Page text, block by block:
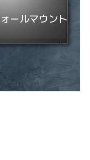
ールマウント